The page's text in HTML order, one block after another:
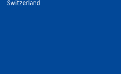
Switzerland